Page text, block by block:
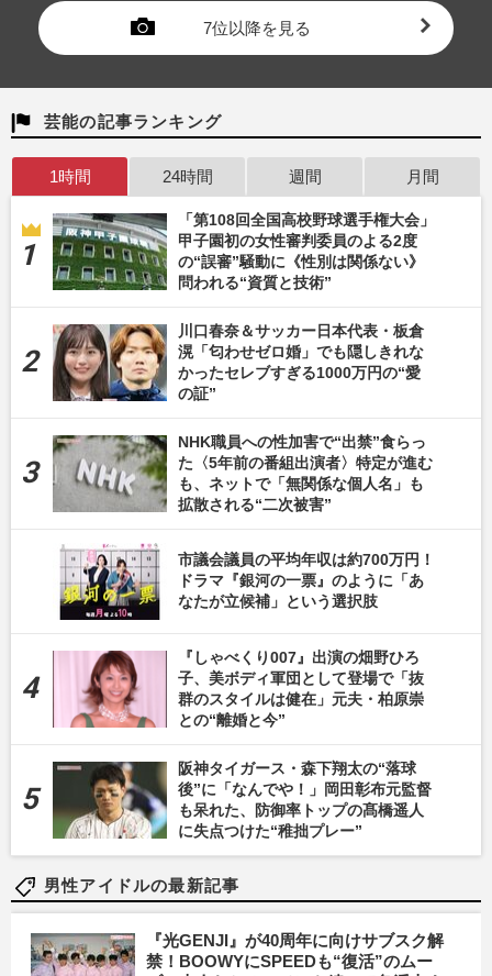
7位以降を見る
芸能の記事ランキング
1時間 24時間 週間 月間
「第108回全国高校野球選手権大会」
甲子園初の女性審判委員のよる2度
の“誤審”騒動に《性別は関係ない》
問われる“資質と技術”
川口春奈＆サッカー日本代表・板倉
滉「匂わせゼロ婚」でも隠しきれな
かったセレブすぎる1000万円の“愛
の証”
NHK職員への性加害で“出禁”食らっ
た〈5年前の番組出演者〉特定が進む
も、ネットで「無関係な個人名」も
拡散される“二次被害”
市議会議員の平均年収は約700万円！
ドラマ『銀河の一票』のように「あ
なたが立候補」という選択肢
『しゃべくり007』出演の畑野ひろ
子、美ボディ軍団として登場で「抜
群のスタイルは健在」元夫・柏原崇
との“離婚と今”
阪神タイガース・森下翔太の“落球
後”に「なんでや！」岡田彰布元監督
も呆れた、防御率トップの髙橋遥人
に失点つけた“稚拙プレー”
男性アイドルの最新記事
『光GENJI』が40周年に向けサブスク解
禁！BOOWYにSPEEDも“復活”のムー